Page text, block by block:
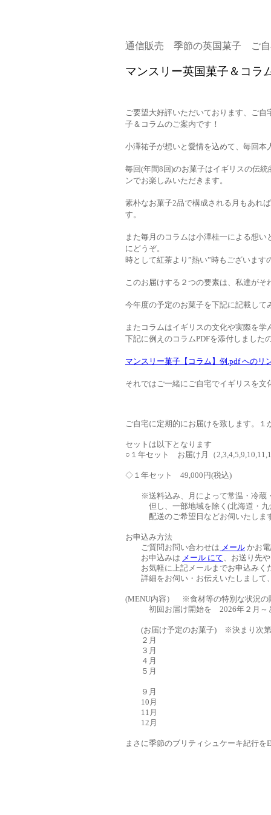
ご要望大好評いただいております、ご
子＆コラムのご案内です！
小澤祐子が想いと愛情を込めて、毎回
毎回(年間8回)のお菓子はイギリスの伝
ンでお楽しみいただきます。
素朴なお菓子2品で構成される月もあれ
す。
また毎月のコラムは小澤桂一による想
にどうぞ。
時として紅茶より”熱い”時もございます
このお届けする２つの要素は、私達が
今年度の予定のお菓子を下記に記載し
またコラムはイギリスの文化や実際を
下記に例えのコラムPDFを添付しまし
マンスリー菓子【コラム】例.pdf へのリ
それではご一緒にご自宅でイギリスを
ご自宅に定期的にお届けを致します。
セットは以下となります
○１年セット お届け月（
◇１年セット 49,000円(税込)
※送料込み、月によって常温・冷蔵・
但し、一部地域を除く(北海道・九
配送のご希望日などお伺いたしま
お申込み方法
ご質問お問い合わせは メール かお
お申込みは メール にて、お送り先
お気軽に上記メールまでお申込みく
詳細をお伺い・お伝えいたしまして
(MENU内容） ※食材等の特別な状況の
初回お届け開始を 2026年２月～と
(お届け予定のお菓子) ※決まり次第
２月
３月
４月
５月
９月
10月
11月
12月
まさに季節のブリティシュケーキ紀行を
通信販売 季節の英国菓子 ご自
マンスリー英国菓子＆コ